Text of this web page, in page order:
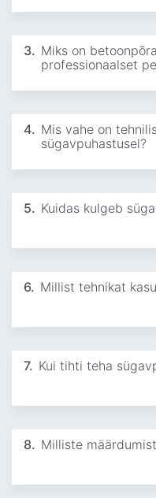
3. Miks on
professionaalset
4. Mis vahe on
sügavpuhastusel?
5. Kuidas kulgeb
6. Millist tehnikat
7. Kui tihti teha
8. Milliste